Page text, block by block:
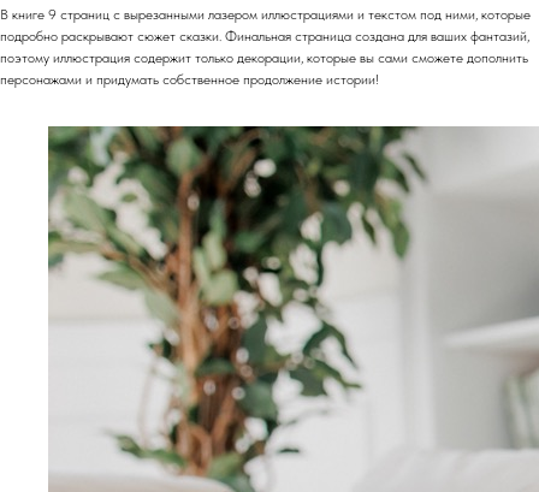
В книге 9 страниц с вырезанными лазером иллюстрациями и текстом под ними, которые
подробно раскрывают сюжет сказки. Финальная страница создана для ваших фантазий,
поэтому иллюстрация содержит только декорации, которые вы сами сможете дополнить
персонажами и придумать собственное продолжение истории!